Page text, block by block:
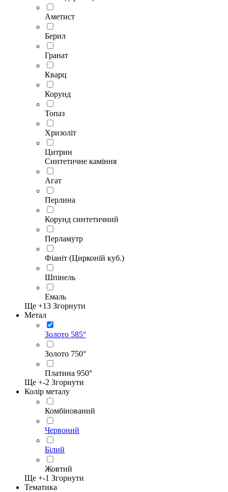
Аметист
Берил
Гранат
Кварц
Корунд
Топаз
Хризоліт
Цитрин
Синтетичне каміння
Агат
Перлина
Корунд синтетичний
Перламутр
Фіаніт (Цирконій куб.)
Шпінель
Емаль
Ще +13 Згорнути
Метал
Золото 585°
Золото 750°
Платина 950°
Ще +-2 Згорнути
Колір металу
Комбінований
Червоний
Білий
Жовтий
Ще +-1 Згорнути
Тематика